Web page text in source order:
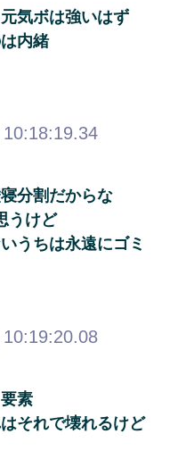
気ボは強いはず
内緒
分割だからな
うけど
うちは永遠にゴミ
素
それで壊れるけど